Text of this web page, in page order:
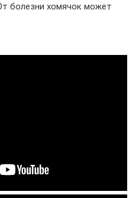
болезни хомячок может